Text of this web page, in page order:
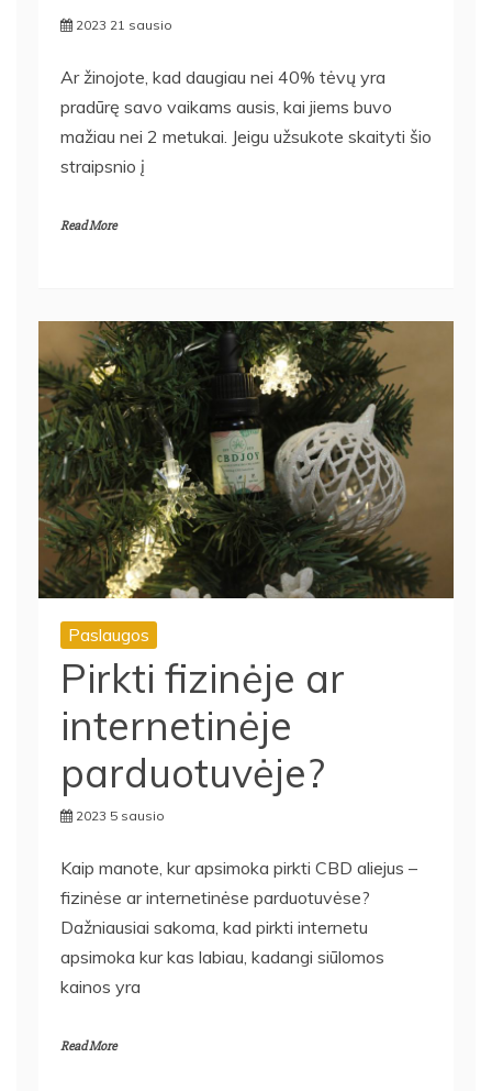
Ar žinojote, kad daugiau nei 40% tėvų yra
pradūrę savo vaikams ausis, kai jiems buvo
mažiau nei 2 metukai. Jeigu užsukote skaityti šio
straipsnio į
Read More
Paslaugos
Pirkti fizinėje ar
internetinėje
parduotuvėje?
Kaip manote, kur apsimoka pirkti CBD aliejus –
fizinėse ar internetinėse parduotuvėse?
Dažniausiai sakoma, kad pirkti internetu
apsimoka kur kas labiau, kadangi siūlomos
kainos yra
Read More